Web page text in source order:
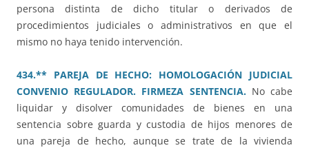
persona distinta de dicho titular o derivados de
procedimientos judiciales o administrativos en que el
mismo no haya tenido intervención.
434.** PAREJA DE HECHO: HOMOLOGACIÓN JUDICIAL
CONVENIO REGULADOR. FIRMEZA SENTENCIA.No cabe
liquidar y disolver comunidades de bienes en una
sentencia sobre guarda y custodia de hijos menores de
una pareja de hecho, aunque se trate de la vivienda